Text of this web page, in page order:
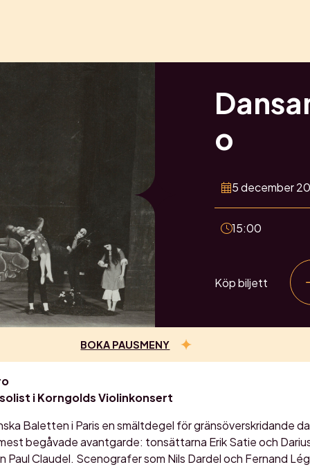
o
5 december
15:00
Köp biljett
BOKA PAUSMENY
i Korngolds Violinkonsert
Baletten i Paris en smältdegel för gränsöverskridande
begåvade avantgarde: tonsättarna Erik Satie och
Paul Claudel. Scenografer som Nils Dardel och Fernand